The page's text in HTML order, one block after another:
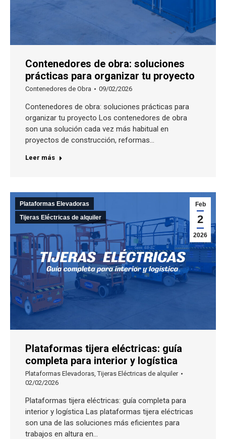
Contenedores de obra: soluciones
prácticas para organizar tu proyecto
Contenedores de Obra 09/02/2026
Contenedores de obra: soluciones prácticas para
organizar tu proyecto Los contenedores de obra
son una solución cada vez más habitual en
proyectos de construcción, reformas…
Leer más
Feb
2
2026
Plataformas Elevadoras
Tijeras Eléctricas de alquiler
Plataformas tijera eléctricas: guía
completa para interior y logística
Plataformas Elevadoras ,Tijeras Eléctricas de alquiler
02/02/2026
Plataformas tijera eléctricas: guía completa para
interior y logística Las plataformas tijera eléctricas
son una de las soluciones más eficientes para
trabajos en altura en…